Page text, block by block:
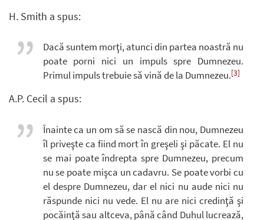
H. Smith a spus:
Dacă suntem morţi, atunci din partea noastră nu
poate porni nici un impuls spre Dumnezeu.
Primul impuls trebuie să vină de la Dumnezeu.[3]
A.P. Cecil a spus:
Înainte ca un om să se nască din nou, Dumnezeu
îl priveşte ca fiind mort în greşeli şi păcate. El nu
se mai poate îndrepta spre Dumnezeu, precum
nu se poate mişca un cadavru. Se poate vorbi cu
el despre Dumnezeu, dar el nici nu aude nici nu
răspunde nici nu vede. El nu are nici credinţă şi
pocăinţă sau altceva, până când Duhul lucrează,